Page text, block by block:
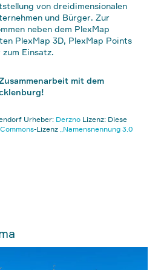
von dreidimensionalen
und Bürger. Zur
neben dem PlexMap
PlexMap 3D, PlexMap Points
Einsatz.
mit dem
Urheber: Derzno Lizenz: Diese
-Lizenz „Namensnennung 3.0